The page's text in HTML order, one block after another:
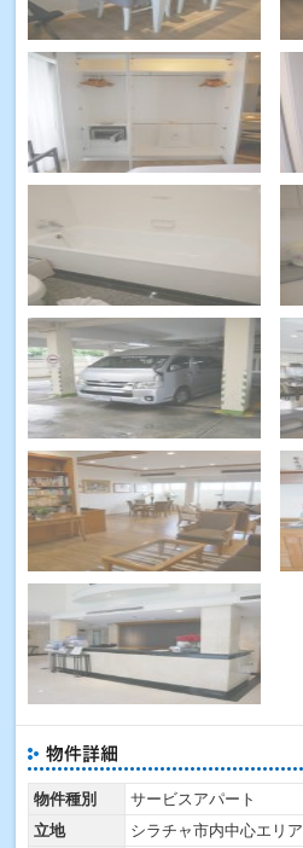
物件種別
サービスアパート
立地
シラチャ市内中心エリア